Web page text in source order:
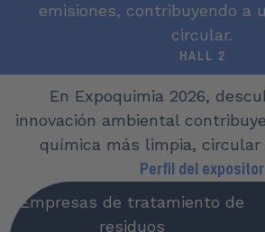
emisiones, contribuyendo a
circular.​
HALL 2
En Expoquimia 2026,
innovación ambiental
química más limpia, circular
Perfil del expositor
Empresas de tratamiento de
residuos